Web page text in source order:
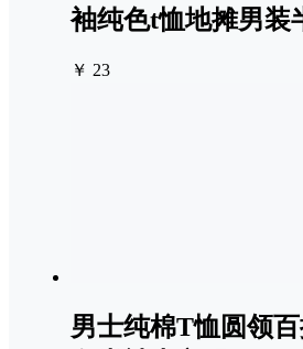
袖纯色t恤地摊男装
￥ 23
男士纯棉T恤圆领